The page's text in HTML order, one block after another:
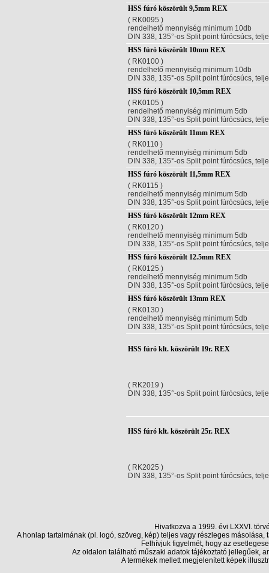
HSS fúró köszörült 9,5mm REX
( RK0095 )
rendelhető mennyiség minimum 10db
DIN 338, 135°-os Split point fúrócsúcs,
HSS fúró köszörült 10mm REX
( RK0100 )
rendelhető mennyiség minimum 10db
DIN 338, 135°-os Split point fúrócsúcs,
HSS fúró köszörült 10,5mm REX
( RK0105 )
rendelhető mennyiség minimum 5db
DIN 338, 135°-os Split point fúrócsúcs,
HSS fúró köszörült 11mm REX
( RK0110 )
rendelhető mennyiség minimum 5db
DIN 338, 135°-os Split point fúrócsúcs,
HSS fúró köszörült 11,5mm REX
( RK0115 )
rendelhető mennyiség minimum 5db
DIN 338, 135°-os Split point fúrócsúcs,
HSS fúró köszörült 12mm REX
( RK0120 )
rendelhető mennyiség minimum 5db
DIN 338, 135°-os Split point fúrócsúcs,
HSS fúró köszörült 12.5mm REX
( RK0125 )
rendelhető mennyiség minimum 5db
DIN 338, 135°-os Split point fúrócsúcs,
HSS fúró köszörült 13mm REX
( RK0130 )
rendelhető mennyiség minimum 5db
DIN 338, 135°-os Split point fúrócsúcs,
HSS fúró klt. köszörült 19r. REX
( RK2019 )
DIN 338, 135°-os Split point fúrócsúcs,
HSS fúró klt. köszörült 25r. REX
( RK2025 )
DIN 338, 135°-os Split point fúrócsúcs,
Hivatkozva a 1999. évi LXXVI.
A honlap tartalmának (pl. logó, szöveg, kép) teljes vagy részleges
Felhívjuk figyelmét, hogy az
Az oldalon található műszaki adatok tájékoztató jellegűek,
A termékek mellett megjelenített képek